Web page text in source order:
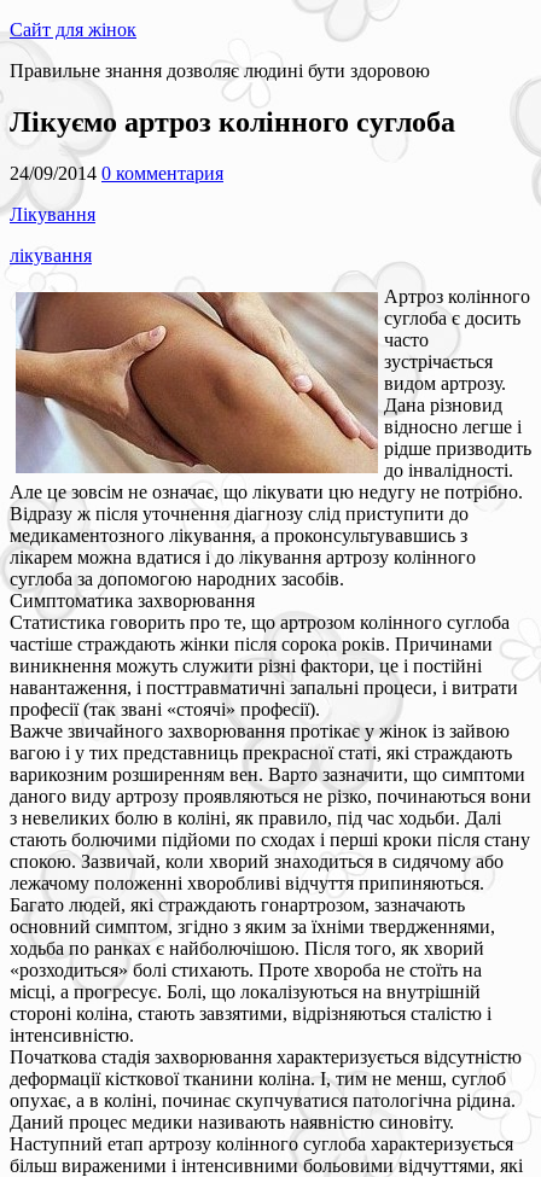
Сайт для жінок
Правильне знання дозволяє людині бути здоровою
Лікуємо артроз колінного суглоба
24/09/2014 0 комментария
Лікування
лікування
Артроз колінного
суглоба є досить
часто
зустрічається
видом артрозу.
Дана різновид
відносно легше і
рідше призводить
до інвалідності.
Але це зовсім не означає, що лікувати цю недугу не потрібно.
Відразу ж після уточнення діагнозу слід приступити до
медикаментозного лікування, а проконсультувавшись з
лікарем можна вдатися і до лікування артрозу колінного
суглоба за допомогою народних засобів.
Симптоматика захворювання
Статистика говорить про те, що артрозом колінного суглоба
частіше страждають жінки після сорока років. Причинами
виникнення можуть служити різні фактори, це і постійні
навантаження, і посттравматичні запальні процеси, і витрати
професії (так звані «стоячі» професії).
Важче звичайного захворювання протікає у жінок із зайвою
вагою і у тих представниць прекрасної статі, які страждають
варикозним розширенням вен. Варто зазначити, що симптоми
даного виду артрозу проявляються не різко, починаються вони
з невеликих болю в коліні, як правило, під час ходьби. Далі
стають болючими підйоми по сходах і перші кроки після стану
спокою. Зазвичай, коли хворий знаходиться в сидячому або
лежачому положенні хворобливі відчуття припиняються.
Багато людей, які страждають гонартрозом, зазначають
основний симптом, згідно з яким за їхніми твердженнями,
ходьба по ранках є найболючішою. Після того, як хворий
«розходиться» болі стихають. Проте хвороба не стоїть на
місці, а прогресує. Болі, що локалізуються на внутрішній
стороні коліна, стають завзятими, відрізняються сталістю і
інтенсивністю.
Початкова стадія захворювання характеризується відсутністю
деформації кісткової тканини коліна. І, тим не менш, суглоб
опухає, а в коліні, починає скупчуватися патологічна рідина.
Даний процес медики називають наявністю синовіту.
Наступний етап артрозу колінного суглоба характеризується
більш вираженими і інтенсивними больовими відчуттями, які